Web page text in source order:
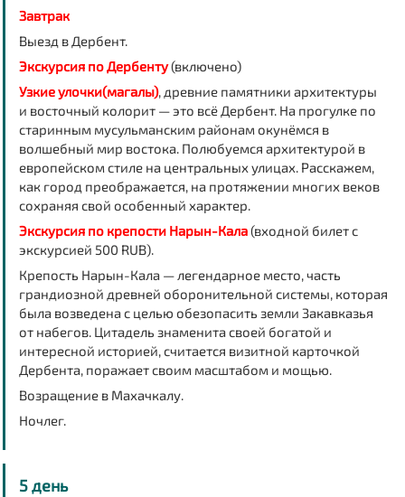
Завтрак
Выезд в Дербент.
Экскурсия по Дербенту(включено)
Узкие улочки(магалы), древние памятники архитектуры
и восточный колорит — это всё Дербент. На прогулке по
старинным мусульманским районам окунёмся в
волшебный мир востока. Полюбуемся архитектурой в
европейском стиле на центральных улицах. Расскажем,
как город преображается, на протяжении многих веков
сохраняя свой особенный характер.
Экскурсия по крепости Нарын-Кала(входной билет с
экскурсией 500 RUB).
Крепость Нарын-Кала — легендарное место, часть
грандиозной древней оборонительной системы, которая
была возведена с целью обезопасить земли Закавказья
от набегов. Цитадель знаменита своей богатой и
интересной историей, считается визитной карточкой
Дербента, поражает своим масштабом и мощью.
Возращение в Махачкалу.
Ночлег.
5 день